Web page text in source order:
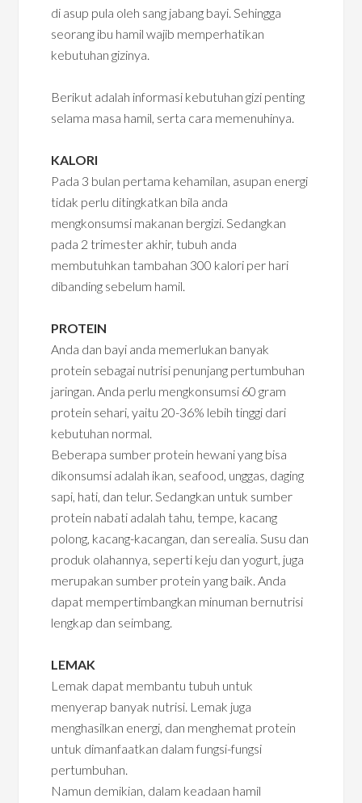
di asup pula oleh sang jabang bayi. Sehingga
seorang ibu hamil wajib memperhatikan
kebutuhan gizinya.
Berikut adalah informasi kebutuhan gizi penting
selama masa hamil, serta cara memenuhinya.
KALORI
Pada 3 bulan pertama kehamilan, asupan energi
tidak perlu ditingkatkan bila anda
mengkonsumsi makanan bergizi. Sedangkan
pada 2 trimester akhir, tubuh anda
membutuhkan tambahan 300 kalori per hari
dibanding sebelum hamil.
PROTEIN
Anda dan bayi anda memerlukan banyak
protein sebagai nutrisi penunjang pertumbuhan
jaringan. Anda perlu mengkonsumsi 60 gram
protein sehari, yaitu 20-36% lebih tinggi dari
kebutuhan normal.
Beberapa sumber protein hewani yang bisa
dikonsumsi adalah ikan, seafood, unggas, daging
sapi, hati, dan telur. Sedangkan untuk sumber
protein nabati adalah tahu, tempe, kacang
polong, kacang-kacangan, dan serealia. Susu dan
produk olahannya, seperti keju dan yogurt, juga
merupakan sumber protein yang baik. Anda
dapat mempertimbangkan minuman bernutrisi
lengkap dan seimbang.
LEMAK
Lemak dapat membantu tubuh untuk
menyerap banyak nutrisi. Lemak juga
menghasilkan energi, dan menghemat protein
untuk dimanfaatkan dalam fungsi-fungsi
pertumbuhan.
Namun demikian, dalam keadaan hamil